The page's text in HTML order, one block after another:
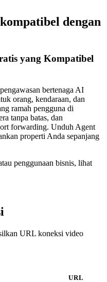
dengan
yang Kompatibel
bertenaga AI
orang, kendaraan, dan
ramah pengguna di
tanpa batas, dan
forwarding. Unduh Agent
properti Anda sepanjang
penggunaan bisnis, lihat
URL koneksi video
URL